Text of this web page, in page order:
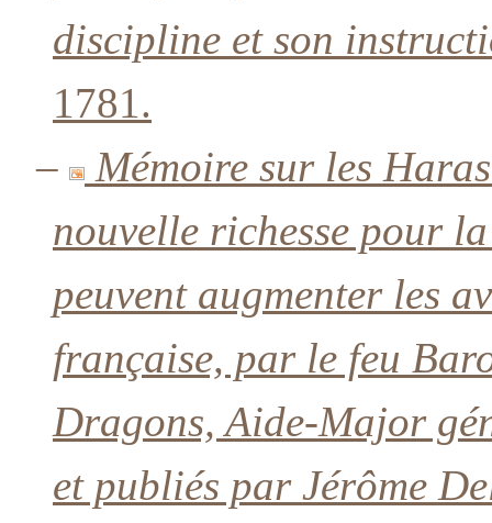
discipline et son
1781.
–
Mémoire sur les
nouvelle richesse pour
peuvent augmenter les
française, par le feu
Dragons, Aide-Major
et publiés par Jérôme